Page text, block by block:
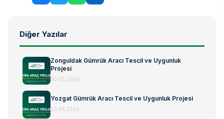
Diğer Yazılar
Zonguldak Gümrük Aracı Tescil ve Uygunluk
Projesi
20.05.2026
Yozgat Gümrük Aracı Tescil ve Uygunluk Projesi
20.05.2026